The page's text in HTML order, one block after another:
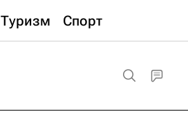
Туризм Спорт